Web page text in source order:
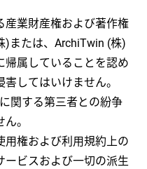
産業財産権および著作権
)または、ArchiTwin (株)
帰属していることを認め
してはいけません。
関する第三者との紛争
。
用権および利用規約上の
ービスおよび一切の派生